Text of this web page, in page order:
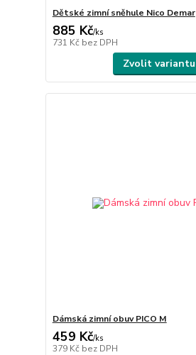
Dětské zimní sněhule Nico Demar
885 Kč/ks
731 Kč bez DPH
Zvolit variantu
Dámská zimní obuv PICO M
459 Kč/ks
379 Kč bez DPH